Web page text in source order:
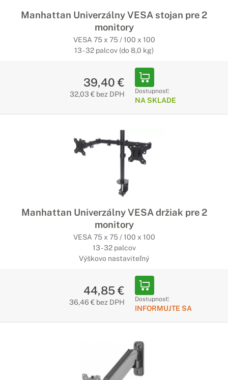
Manhattan Univerzálny VESA stojan pre 2
monitory
VESA 75 x 75 / 100 x 100
13 - 32 palcov (do 8,0 kg)
39,40 €
32,03 € bez DPH Dostupnosť:
NA SKLADE
Manhattan Univerzálny VESA držiak pre 2
monitory
VESA 75 x 75 / 100 x 100
13 - 32 palcov
Výškovo nastaviteľný
44,85 €
36,46 € bez DPH Dostupnosť:
INFORMUJTE SA